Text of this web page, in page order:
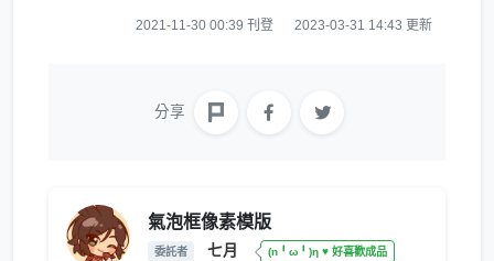
2021-11-30 00:39 刊登 2023-03-31 14:43 更新
分享
氣泡框像素模版
委託者 七月 (n╹ω╹)η ♥ 好喜歡成品